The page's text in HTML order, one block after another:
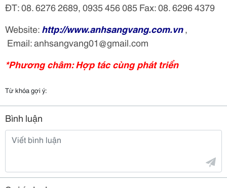
ĐT: 08. 6276 2689, 0935 456 085 Fax: 08. 6296 4379
Website:http://www.anhsangvang.com.vn,
Email: anhsangvang01@gmail.com
*Phương châm: Hợp tác cùng phát triển
Từ khóa gợi ý:
Bình luận